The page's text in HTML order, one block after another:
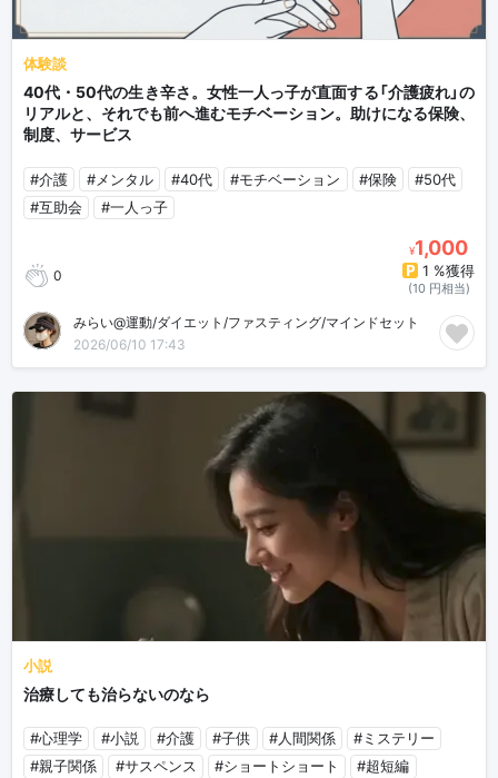
体験談
40代・50代の生き辛さ。女性一人っ子が直面する「介護疲れ」の
リアルと、それでも前へ進むモチベーション。助けになる保険、
制度、サービス
#介護 #メンタル #40代 #モチベーション #保険
#50代
#互助会
#一人っ子
0
¥1,000
1 %獲得
(10 円相当)
みらい@運動/ダイエット/ファスティング/マインドセット
2026/06/10 17:43
小説
治療しても治らないのなら
#心理学 #小説 #介護 #子供 #人間関係
#ミステリー
#親子関係
#サスペンス #ショートショート #超短編